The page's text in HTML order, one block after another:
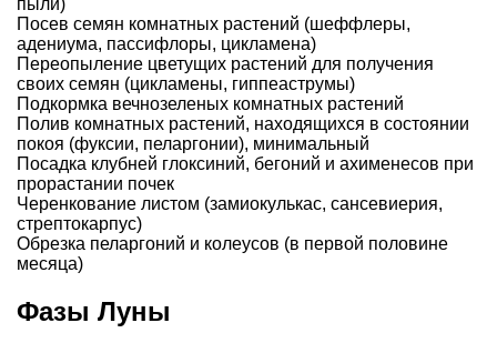
Посев семян комнатных растений (шеффлеры,
адениума, пассифлоры, цикламена)
Переопыление цветущих растений для получения
своих семян (цикламены, гиппеаструмы)
Подкормка вечнозеленых комнатных растений
Полив комнатных растений, находящихся в состоянии
покоя (фуксии, пеларгонии), минимальный
Посадка клубней глоксиний, бегоний и ахименесов при
прорастании почек
Черенкование листом (замиокулькас, сансевиерия,
стрептокарпус)
Обрезка пеларгоний и колеусов (в первой половине
месяца)
Фазы Луны